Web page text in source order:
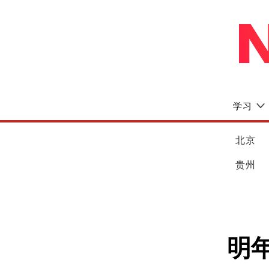
学习
北京
贵州
明